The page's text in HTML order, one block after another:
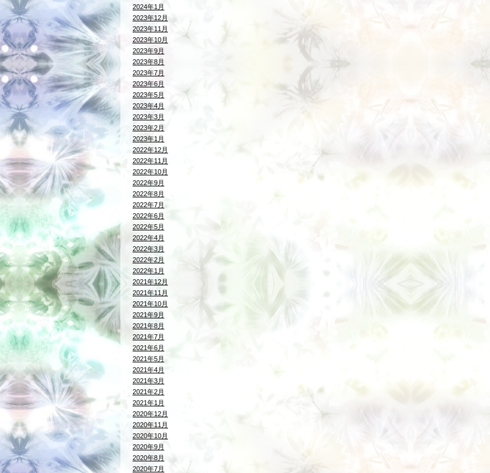
2024年1月
2023年12月
2023年11月
2023年10月
2023年9月
2023年8月
2023年7月
2023年6月
2023年5月
2023年4月
2023年3月
2023年2月
2023年1月
2022年12月
2022年11月
2022年10月
2022年9月
2022年8月
2022年7月
2022年6月
2022年5月
2022年4月
2022年3月
2022年2月
2022年1月
2021年12月
2021年11月
2021年10月
2021年9月
2021年8月
2021年7月
2021年6月
2021年5月
2021年4月
2021年3月
2021年2月
2021年1月
2020年12月
2020年11月
2020年10月
2020年9月
2020年8月
2020年7月